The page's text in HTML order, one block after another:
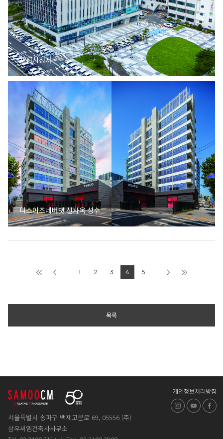
포천시청사
디스이즈네버댓 신사옥 성수
1 2 3 4 5
목록
서울특별시 송파구 백제고분로 69, 05556 (주)
삼우씨엠건축사사무소
개인정보처리방침
인스타그램
유튜브페